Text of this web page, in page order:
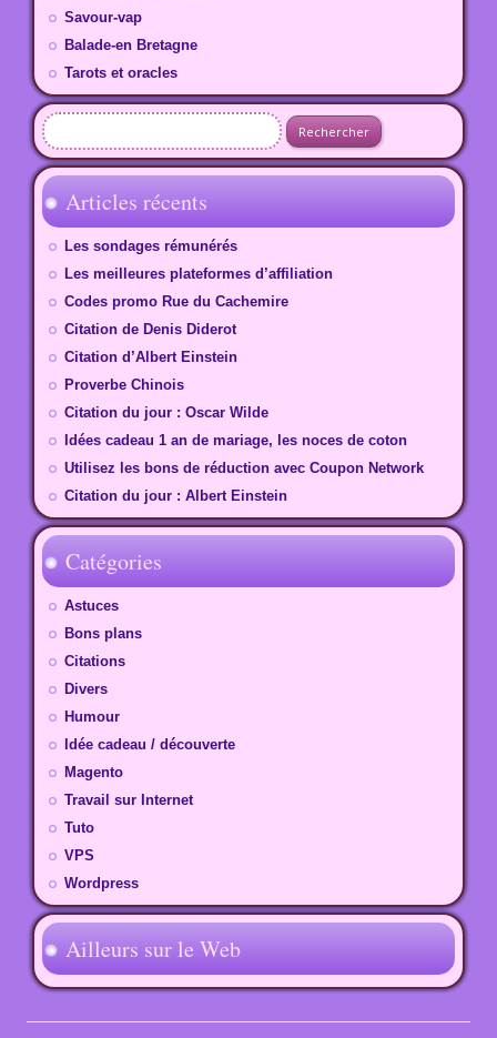
Savour-vap
Balade-en Bretagne
Tarots et oracles
Rechercher :
Articles récents
Les sondages rémunérés
Les meilleures plateformes d’affiliation
Codes promo Rue du Cachemire
Citation de Denis Diderot
Citation d’Albert Einstein
Proverbe Chinois
Citation du jour : Oscar Wilde
Idées cadeau 1 an de mariage, les noces de coton
Utilisez les bons de réduction avec Coupon Network
Citation du jour : Albert Einstein
Catégories
Astuces
Bons plans
Citations
Divers
Humour
Idée cadeau / découverte
Magento
Travail sur Internet
Tuto
VPS
Wordpress
Ailleurs sur le Web